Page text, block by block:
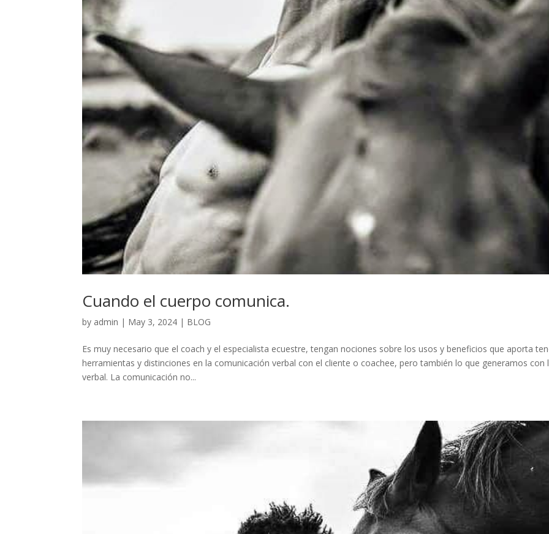
Cuando el cuerpo comunica.
by admin | May 3, 2024 | BLOG
Es muy necesario que el coach y el especialista ecuestre, tengan nociones sobre los usos y beneficios que aporta
herramientas y distinciones en la comunicación verbal con el cliente o coachee, pero también lo que generamos con
verbal. La comunicación no...